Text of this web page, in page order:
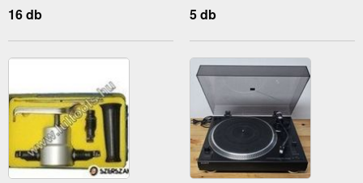
16 db 5 db